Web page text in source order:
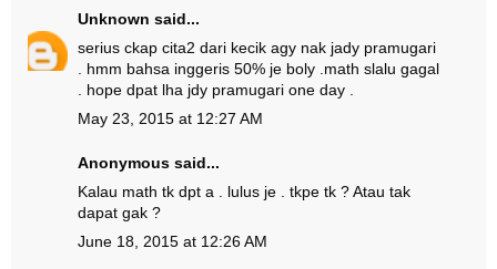
Unknown said...
serius ckap cita2 dari kecik agy nak jady pramugari
. hmm bahsa inggeris 50% je boly .math slalu gagal
. hope dpat lha jdy pramugari one day .
May 23, 2015 at 12:27 AM
Anonymous said...
Kalau math tk dpt a . lulus je . tkpe tk ? Atau tak
dapat gak ?
June 18, 2015 at 12:26 AM